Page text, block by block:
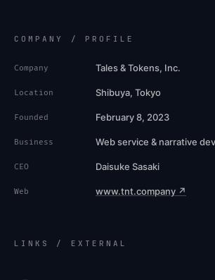
COMPANY / PROFILE
Company Tales & Tokens, Inc.
Location Shibuya, Tokyo
Founded February 8, 2023
Business Web service & narrative
CEO Daisuke Sasaki
Web www.tnt.company ↗
LINKS / EXTERNAL